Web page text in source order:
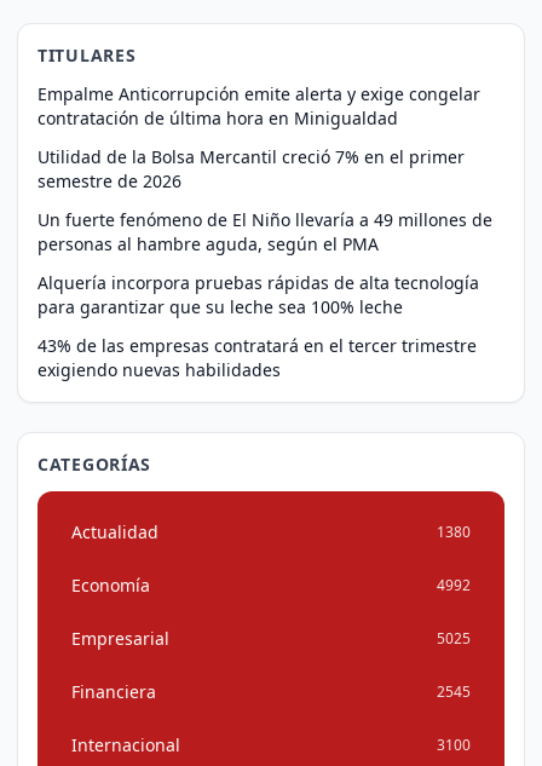
TITULARES
Empalme Anticorrupción emite alerta y exige congelar
contratación de última hora en Minigualdad
Utilidad de la Bolsa Mercantil creció 7% en el primer
semestre de 2026
Un fuerte fenómeno de El Niño llevaría a 49 millones de
personas al hambre aguda, según el PMA
Alquería incorpora pruebas rápidas de alta tecnología
para garantizar que su leche sea 100% leche
43% de las empresas contratará en el tercer trimestre
exigiendo nuevas habilidades
CATEGORÍAS
Actualidad 1380
Economía 4992
Empresarial 5025
Financiera 2545
Internacional 3100